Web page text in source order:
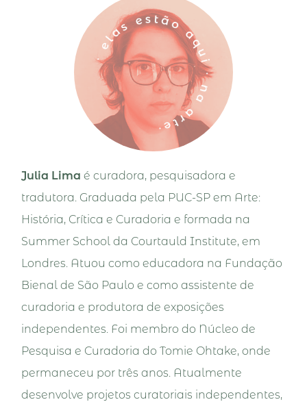
Julia Lima é curadora, pesquisadora e
tradutora. Graduada pela PUC-SP em Arte:
História, Crítica e Curadoria e formada na
Summer School da Courtauld Institute, em
Londres. Atuou como educadora na Fundação
Bienal de São Paulo e como assistente de
curadoria e produtora de exposições
independentes. Foi membro do Núcleo de
Pesquisa e Curadoria do Tomie Ohtake, onde
permaneceu por três anos. Atualmente
desenvolve projetos curatoriais independentes,